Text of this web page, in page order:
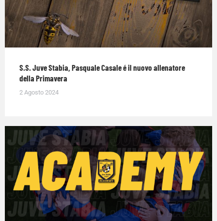
S.S. Juve Stabia, Pasquale Casale é il nuovo allenatore
della Primavera
2 Agosto 2024